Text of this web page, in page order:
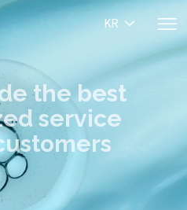
KR
the best
service